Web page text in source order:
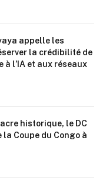
appelle les
la crédibilité de
à l’IA et aux réseaux
historique, le DC
Coupe du Congo à